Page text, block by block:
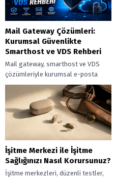
Mail Gateway Çözümleri:
Kurumsal Güvenlikte
Smarthost ve VDS Rehberi
Mail gateway, smarthost ve VDS
çözümleriyle kurumsal e-posta
trafiğinizi siber tehditlerden
koruyup güvenli teslimatı
destekleyin.
İşitme Merkezi ile İşitme
Sağlığınızı Nasıl Korursunuz?
İşitme merkezleri, düzenli testler,